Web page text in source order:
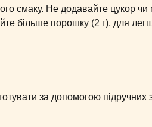
смаку. Не додавайте цукор
більше порошку (2 г), для
за допомогою підручних